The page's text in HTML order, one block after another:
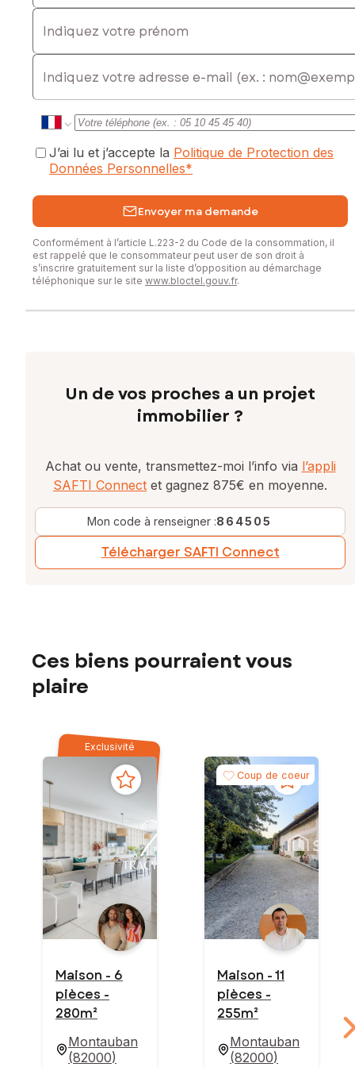
Prix de vente : 465 000 €
Honoraires charge vendeur
Contactez votre conseiller SAFTI : Myriam GROB, Tél. :
0652365580, E-mail : myriam.grob@safti.fr - EI - Agent
commercial immatriculé au RSAC de Montauban sous le
Indiquez votre prénom
E-mail
J’ai lu et j’accepte la Politique de Protection des
Données Personnelles*
Envoyer ma demande
Conformément à l’article L.223-2 du Code de la consommation, il
est rappelé que le consommateur peut user de son droit à
s’inscrire gratuitement sur la liste d’opposition au démarchage
téléphonique sur le site www.bloctel.gouv.fr.
Un de vos proches a un projet
immobilier ?
Achat ou vente, transmettez-moi l’info via l’appli
SAFTI Connect et gagnez 875€ en moyenne.
Mon code à renseigner :864505
Télécharger SAFTI Connect
Ces biens pourraient vous
plaire
Exclusivité
Maison - 6
pièces -
280m²
Montauban
(82000)
Coup de coeur
Maison - 11
pièces -
255m²
Montauban
(82000)